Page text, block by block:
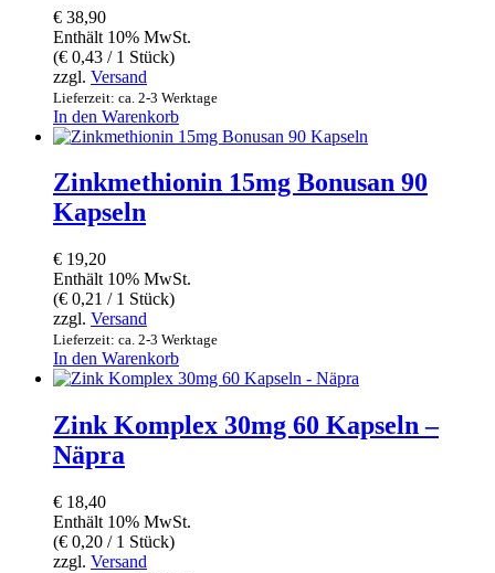
€ 38,90
Enthält 10% MwSt.
(€ 0,43 / 1 Stück)
zzgl. Versand
Lieferzeit: ca. 2-3 Werktage
In den Warenkorb
Zinkmethionin 15mg Bonusan 90
Kapseln
€ 19,20
Enthält 10% MwSt.
(€ 0,21 / 1 Stück)
zzgl. Versand
Lieferzeit: ca. 2-3 Werktage
In den Warenkorb
Zink Komplex 30mg 60 Kapseln –
Näpra
€ 18,40
Enthält 10% MwSt.
(€ 0,20 / 1 Stück)
zzgl. Versand